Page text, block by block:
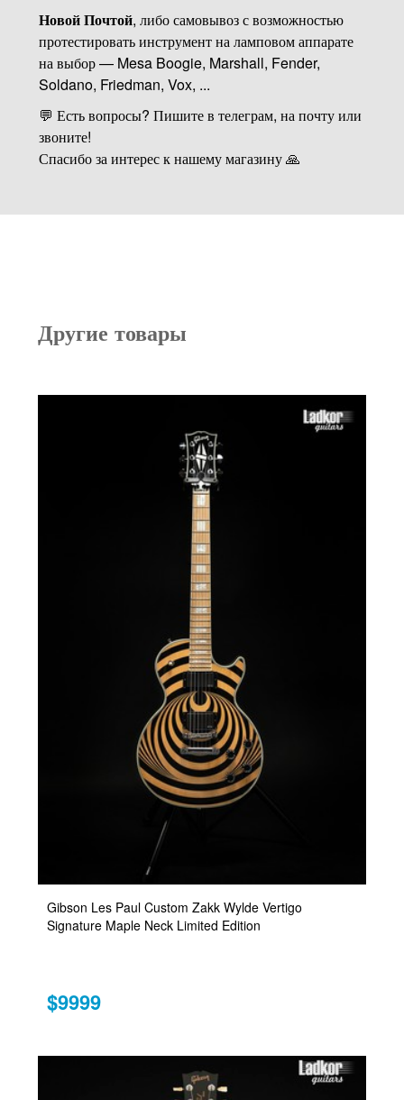
Новой Почтой, либо самовывоз с возможностью
протестировать инструмент на ламповом аппарате
на выбор — Mesa Boogie, Marshall, Fender,
Soldano, Friedman, Vox, ...
💬 Есть вопросы? Пишите в телеграм, на почту или
звоните!
Спасибо за интерес к нашему магазину 🙏
Другие товары
Gibson Les Paul Custom Zakk Wylde Vertigo
Signature Maple Neck Limited Edition
$9999